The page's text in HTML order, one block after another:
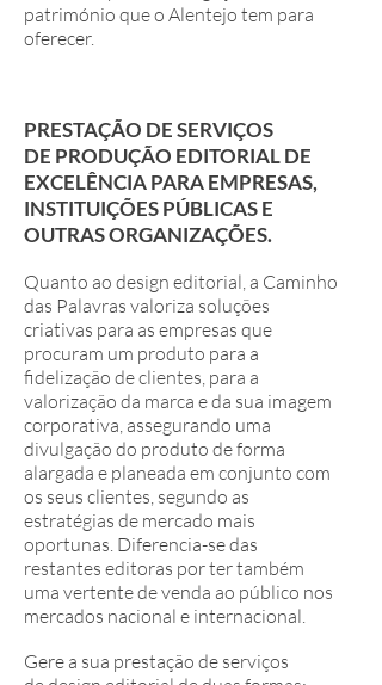
património que o Alentejo tem para
oferecer.
PRESTAÇÃO DE SERVIÇOS
DE PRODUÇÃO EDITORIAL DE
EXCELÊNCIA PARA EMPRESAS,
INSTITUIÇÕES PÚBLICAS E
OUTRAS ORGANIZAÇÕES.
Quanto ao design editorial, a Caminho
das Palavras valoriza soluções
criativas para as empresas que
procuram um produto para a
fidelização de clientes, para a
valorização da marca e da sua imagem
corporativa, assegurando uma
divulgação do produto de forma
alargada e planeada em conjunto com
os seus clientes, segundo as
estratégias de mercado mais
oportunas. Diferencia-se das
restantes editoras por ter também
uma vertente de venda ao público nos
mercados nacional e internacional.
Gere a sua prestação de serviços